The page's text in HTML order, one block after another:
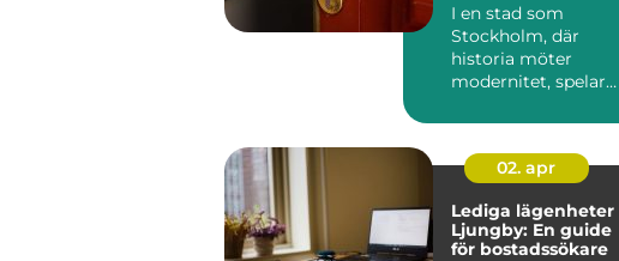
I en stad som
Stockholm, där
historia möter
modernitet, spelar
avgörande roll.
Låssmed S...
02. apr
Lediga lägenheter
Ljungby: En guide
för bostadssökare